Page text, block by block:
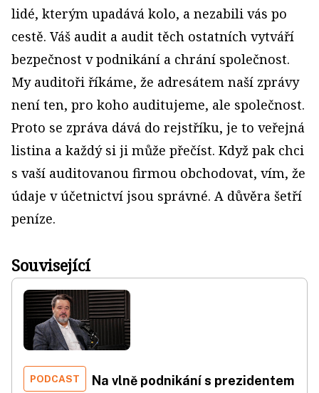
lidé, kterým upadává kolo, a nezabili vás po
cestě. Váš audit a audit těch ostatních vytváří
bezpečnost v podnikání a chrání společnost.
My auditoři říkáme, že adresátem naší zprávy
není ten, pro koho auditujeme, ale společnost.
Proto se zpráva dává do rejstříku, je to veřejná
listina a každý si ji může přečíst. Když pak chci
s vaší auditovanou firmou obchodovat, vím, že
údaje v účetnictví jsou správné. A důvěra šetří
peníze.
Související
PODCAST
Na vlně podnikání s prezidentem